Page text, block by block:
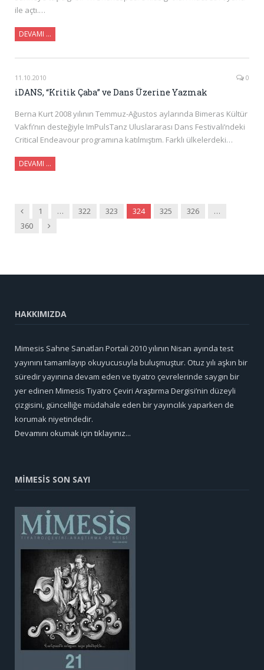
ile açtı.…
DEVAMI …
11.10.2010 0
iDANS, “Kritik Çaba” ve Dans Üzerine Yazmak
Berna Kurt 2008 yılının Temmuz-Ağustos aylarında Bimeras Kültür
Vakfı’nın desteğiyle ImPulsTanz Uluslararası Dans Festivali’ndeki
Critical Endeavour programına katılmıştım. Farklı ülkelerdeki…
DEVAMI …
Önceki
1 … 322 323 324 325 326
…
360
Sonraki
HAKKIMIZDA
Mimesis Sahne Sanatları Portali 2010 yılının Nisan ayında test
yayınını tamamlayıp okuyucusuyla buluşmuştur. Otuz yılı aşkın bir
süredir yayınına devam eden ve tiyatro çevrelerinde saygın bir
yer edinen Mimesis Tiyatro Çeviri Araştırma Dergisi’nin düzeyli
çizgisini, güncelliğe müdahale eden bir yayıncılık yaparken de
korumak niyetindedir.
Devamını okumak için tıklayınız...
MİMESİS SON SAYI